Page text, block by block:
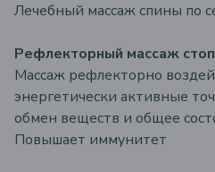
Лечебный массаж спины по
Рефлекторный массаж
Массаж рефлекторно
энергетически активные
обмен веществ и общее
Повышает иммунитет